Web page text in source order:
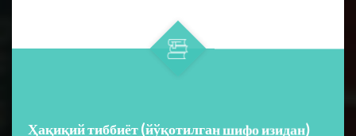
Ҳақиқий тиббиёт (йўқотилган шифо изидан)